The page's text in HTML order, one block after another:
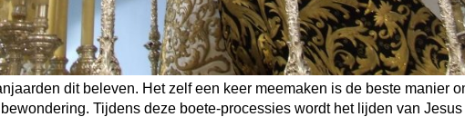
dit beleven. Het zelf een keer meemaken is de beste manier
Tijdens deze boete-processies wordt het lijden van Jesus